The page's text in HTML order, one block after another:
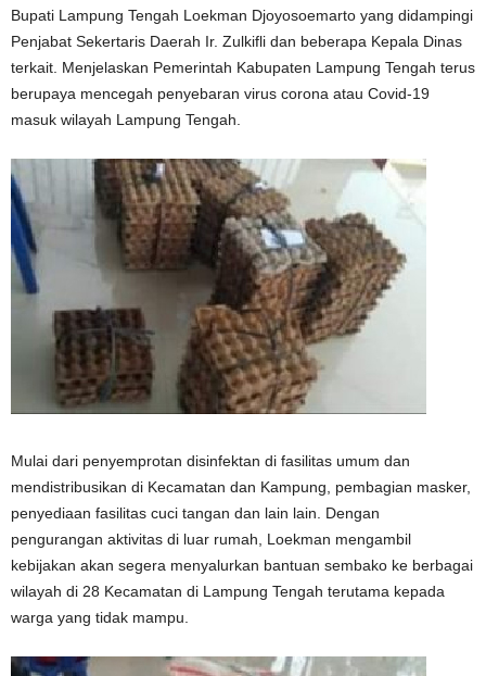
Bupati Lampung Tengah Loekman Djoyosoemarto yang didampingi
Penjabat Sekertaris Daerah Ir. Zulkifli dan beberapa Kepala Dinas
terkait. Menjelaskan Pemerintah Kabupaten Lampung Tengah terus
berupaya mencegah penyebaran virus corona atau Covid-19
masuk wilayah Lampung Tengah.
Mulai dari penyemprotan disinfektan di fasilitas umum dan
mendistribusikan di Kecamatan dan Kampung, pembagian masker,
penyediaan fasilitas cuci tangan dan lain lain. Dengan
pengurangan aktivitas di luar rumah, Loekman mengambil
kebijakan akan segera menyalurkan bantuan sembako ke berbagai
wilayah di 28 Kecamatan di Lampung Tengah terutama kepada
warga yang tidak mampu.